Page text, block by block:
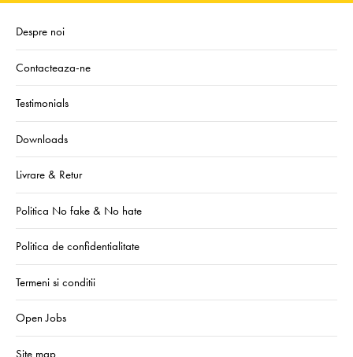
Despre noi
Contacteaza-ne
Testimonials
Downloads
Livrare & Retur
Politica No fake & No hate
Politica de confidentialitate
Termeni si conditii
Open Jobs
Site map